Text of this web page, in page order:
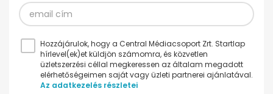
Hozzájárulok, hogy a Central Médiacsoport Zrt. Startlap
hírlevel(ek)et küldjön számomra, és közvetlen
üzletszerzési céllal megkeressen az általam megadott
elérhetőségeimen saját vagy üzleti partnerei ajánlatával.
Az adatkezelés részletei